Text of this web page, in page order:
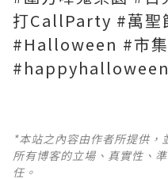
打CallParty #萬聖
#Halloween #市
#happyhalloween
*本站之內容由作者所提供
所有博客的立場、真實性、
任。